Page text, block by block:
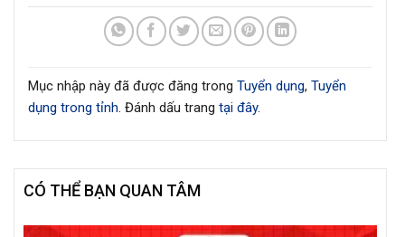
Mục nhập này đã được đăng trong Tuyển dụng, Tuyển
dụng trong tỉnh. Đánh dấu trang tại đây.
CÓ THỂ BẠN QUAN TÂM